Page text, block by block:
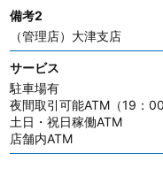
備考2
（管理店）大津支店
サービス
駐車場有
夜間取引可能ATM（19：00
土日・祝日稼働ATM
店舗内ATM